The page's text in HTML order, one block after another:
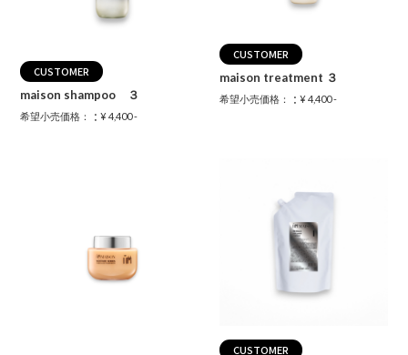
CUSTOMER
maison shampoo ３
希望小売価格： ：¥ 4,400 -
CUSTOMER
maison treatment ３
希望小売価格： ：¥ 4,400 -
CUSTOMER